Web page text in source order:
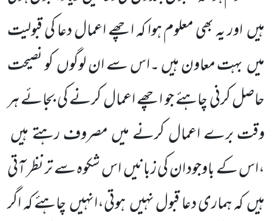
ہیں اور یہ بھی معلوم ہوا کہ اچھے اعمال دعا کی قبولیت
میں بہت معاون ہیں ۔اس سے ان لوگوں کو نصیحت
حاصل کرنی چاہئے جو اچھے اعمال کرنے کی بجائے ہر
وقت برے اعمال کرنے میں مصروف رہتے ہیں
،اس کے باوجود ان کی زبانیں اس شکوہ سے تر نظر آتی
ہیں کہ ہماری دعا قبول نہیں ہوتی،انہیں چاہئے کہ اگر